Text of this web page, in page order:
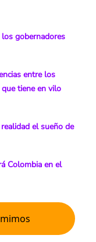
gobernadores
entre los
tiene en vilo
el sueño de
Colombia en el